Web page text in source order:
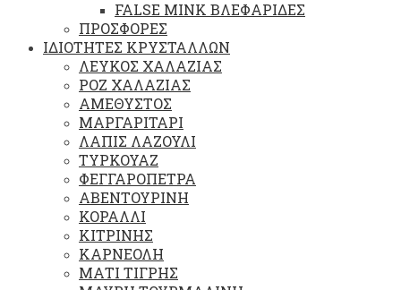
FALSE MINK ΒΛΕΦΑΡΙΔΕΣ
ΠΡΟΣΦΟΡΕΣ
ΙΔΙΟΤΗΤΕΣ ΚΡΥΣΤΑΛΛΩΝ
ΛΕΥΚΟΣ ΧΑΛΑΖΙΑΣ
ΡΟΖ ΧΑΛΑΖΙΑΣ
ΑΜΕΘΥΣΤΟΣ
ΜΑΡΓΑΡΙΤΑΡΙ
ΛΑΠΙΣ ΛΑΖΟΥΛΙ
ΤΥΡΚΟΥΑΖ
ΦΕΓΓΑΡΟΠΕΤΡΑ
ΑΒΕΝΤΟΥΡΙΝΗ
ΚΟΡΑΛΛΙ
ΚΙΤΡΙΝΗΣ
ΚΑΡΝΕΟΛΗ
ΜΑΤΙ ΤΙΓΡΗΣ